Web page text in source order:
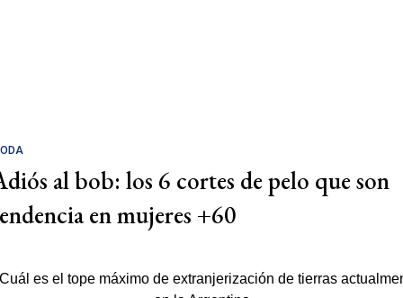
al bob: los 6 cortes de pelo que son
en mujeres +60